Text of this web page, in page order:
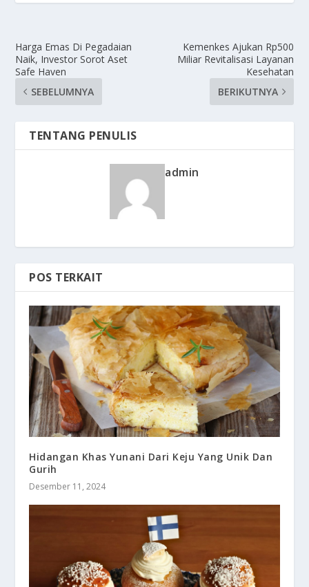
Harga Emas Di Pegadaian
Naik, Investor Sorot Aset
Safe Haven
SEBELUMNYA
Kemenkes Ajukan Rp500
Miliar Revitalisasi Layanan
Kesehatan
BERIKUTNYA
TENTANG PENULIS
admin
POS TERKAIT
Hidangan Khas Yunani Dari Keju Yang Unik Dan
Gurih
Desember 11, 2024